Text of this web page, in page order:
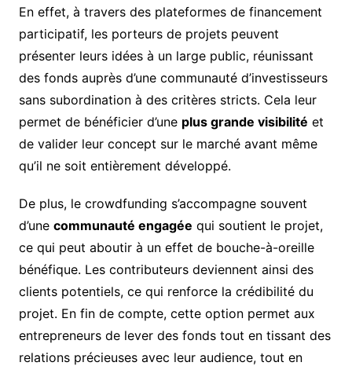
En effet, à travers des plateformes de financement
participatif, les porteurs de projets peuvent
présenter leurs idées à un large public, réunissant
des fonds auprès d’une communauté d’investisseurs
sans subordination à des critères stricts. Cela leur
permet de bénéficier d’une plus grande visibilité et
de valider leur concept sur le marché avant même
qu’il ne soit entièrement développé.
De plus, le crowdfunding s’accompagne souvent
d’une communauté engagée qui soutient le projet,
ce qui peut aboutir à un effet de bouche-à-oreille
bénéfique. Les contributeurs deviennent ainsi des
clients potentiels, ce qui renforce la crédibilité du
projet. En fin de compte, cette option permet aux
entrepreneurs de lever des fonds tout en tissant des
relations précieuses avec leur audience, tout en